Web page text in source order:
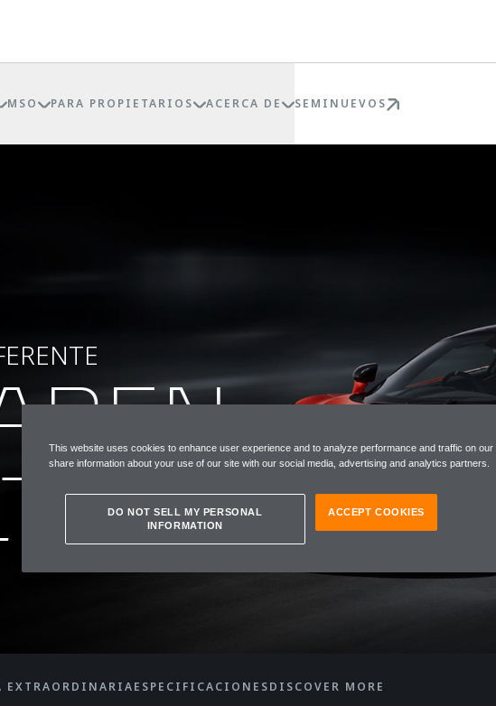
MSO PARA PROPIETARIOS ACERCA DE SEMINUEVOS
EXTRAORDINARIAESPECIFICACIONESDISCOVER MORE
This website uses cookies to enhance user experience and to analyze performance and traffic on our
share information about your use of our site with our social media, advertising and analytics partners.
DO NOT SELL MY PERSONAL
INFORMATION
ACCEPT COOKIES